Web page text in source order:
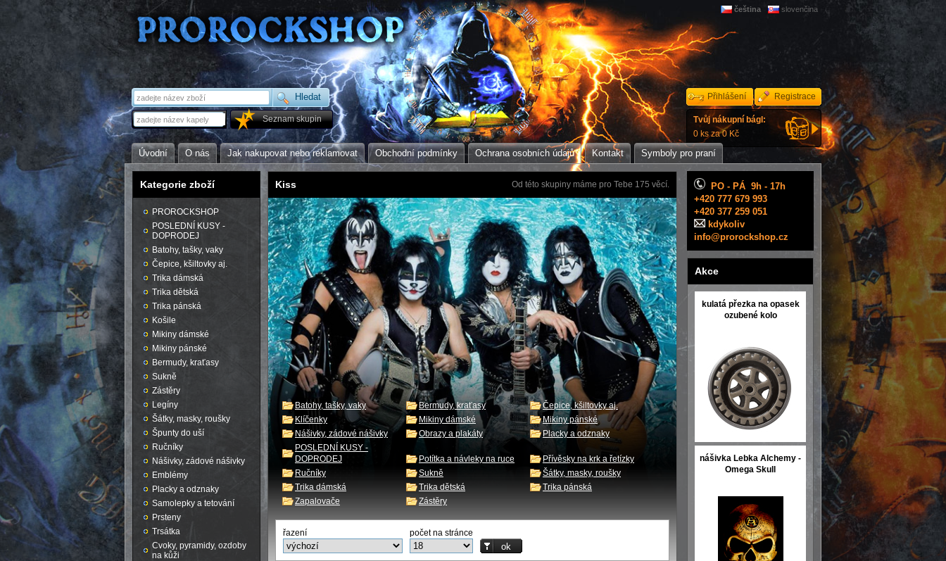
Seznam skupin
Přihlášení Registrace
Úvodní O nás Jak nakupovat nebo reklamovat Obchodní podmínky Ochrana osobních údajů Kontakt Symboly pro praní
čeština slovenčina
Tvůj nákupní bágl:
0 ks za 0 Kč
Od této skupiny máme pro Tebe 175 věcí.
Kiss
Batohy, tašky, vaky Bermudy, kraťasy
Čepice, kšiltovky aj.
Klíčenky
Mikiny dámské
Mikiny pánské
Nášivky, zádové nášivky
Obrazy a plakáty
Placky a odznaky
POSLEDNÍ KUSY -
DOPRODEJ
Potítka a návleky na ruce
Přívěsky na krk a řetízky
Ručníky
Sukně
Šátky, masky, roušky
Trika dámská
Trika dětská
Trika pánská
Zapalovače
Zástěry
řazení počet na stránce
Kategorie zboží
PROROCKSHOP
POSLEDNÍ KUSY -
DOPRODEJ
Batohy, tašky, vaky
Čepice, kšiltovky aj.
Trika dámská
Trika dětská
Trika pánská
Košile
Mikiny dámské
Mikiny pánské
Bermudy, kraťasy
Sukně
Zástěry
Legíny
Šátky, masky, roušky
Špunty do uší
Ručníky
Nášivky, zádové nášivky
Emblémy
Placky a odznaky
Samolepky a tetování
Prsteny
Trsátka
Cvoky, pyramidy, ozdoby
na kůži
PO - PÁ 9h - 17h
+420 777 679 993
+420 377 259 051
kdykoliv
info@prorockshop.cz
Akce
kulatá přezka na opasek
ozubené kolo
nášivka Lebka Alchemy -
Omega Skull